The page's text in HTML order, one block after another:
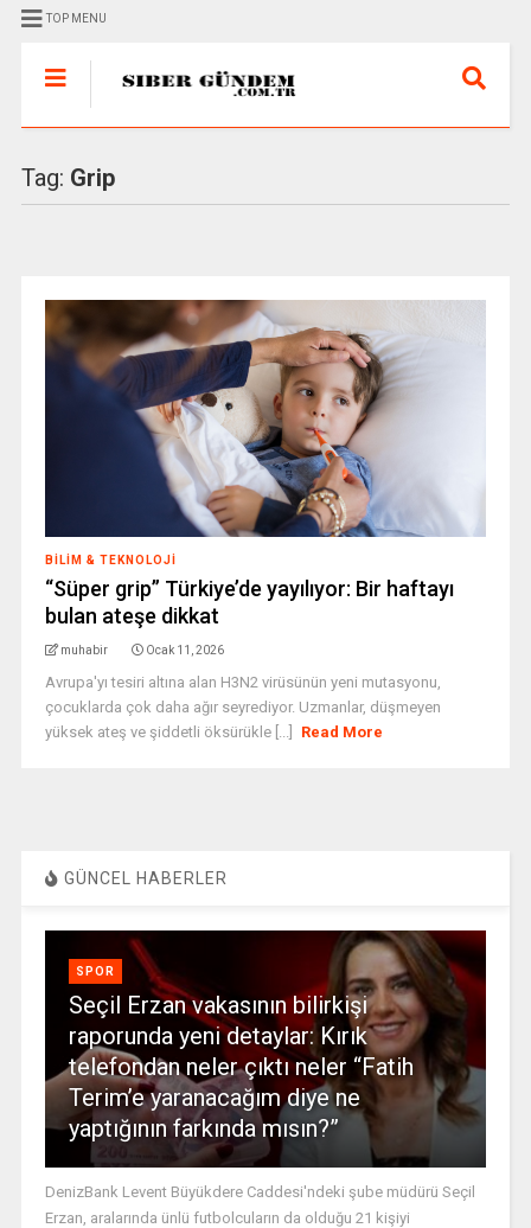
TOP MENU
Tag: Grip
BILIM & TEKNOLOJI
“Süper grip” Türkiye’de yayılıyor: Bir haftayı
bulan ateşe dikkat
muhabir Ocak 11, 2026
Avrupa'yı tesiri altına alan H3N2 virüsünün yeni mutasyonu,
çocuklarda çok daha ağır seyrediyor. Uzmanlar, düşmeyen
yüksek ateş ve şiddetli öksürükle [...]
Read More
GÜNCEL HABERLER
SPOR
Seçil Erzan vakasının bilirkişi
raporunda yeni detaylar: Kırık
telefondan neler çıktı neler “Fatih
Terim’e yaranacağım diye ne
yaptığının farkında mısın?”
DenizBank Levent Büyükdere Caddesi'ndeki şube müdürü Seçil
Erzan, aralarında ünlü futbolcuların da olduğu 21 kişiyi